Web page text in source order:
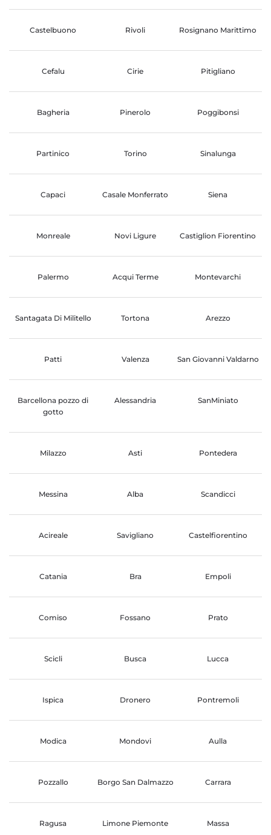
Castelbuono Rivoli Rosignano Marittimo
Cefalu Cirie Pitigliano
Bagheria Pinerolo Poggibonsi
Partinico Torino Sinalunga
Capaci Casale Monferrato Siena
Monreale Novi Ligure Castiglion Fiorentino
Palermo Acqui Terme Montevarchi
Santagata Di Militello Tortona Arezzo
Patti Valenza San Giovanni Valdarno
Barcellona pozzo di
gotto
Alessandria SanMiniato
Milazzo Asti Pontedera
Messina Alba Scandicci
Acireale Savigliano Castelfiorentino
Catania Bra Empoli
Comiso Fossano Prato
Scicli Busca Lucca
Ispica Dronero Pontremoli
Modica Mondovi Aulla
Pozzallo Borgo San Dalmazzo Carrara
Ragusa Limone Piemonte Massa